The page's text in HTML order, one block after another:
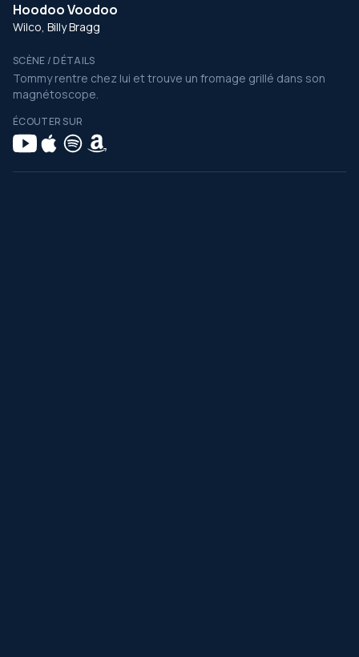
Hoodoo Voodoo
Wilco, Billy Bragg
SCÈNE / DÉTAILS
Tommy rentre chez lui et trouve un fromage grillé dans son
magnétoscope.
ÉCOUTER SUR